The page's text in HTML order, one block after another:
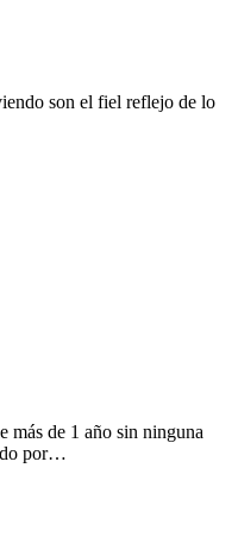
son el fiel reflejo de lo
más de 1 año sin ninguna
por…